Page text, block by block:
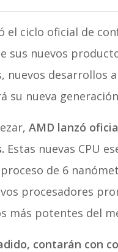
el ciclo oficial de
sus nuevos
nuevos desarrollos
su nueva
AMD lanzó
Estas nuevas CPU
de 6
procesadores
más potentes del
contarán con